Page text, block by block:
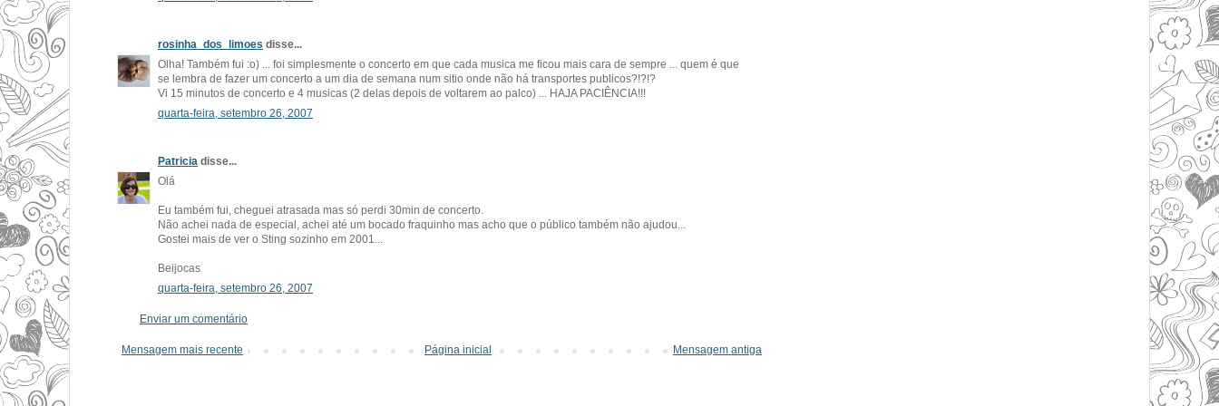
rosinha_dos_limoes disse...
Olha! Também fui :o) ... foi simplesmente o concerto em que cada musica me ficou mais cara de sempre ... quem é que
se lembra de fazer um concerto a um dia de semana num sitio onde não há transportes publicos?!?!?
Vi 15 minutos de concerto e 4 musicas (2 delas depois de voltarem ao palco) ... HAJA PACIÊNCIA!!!
quarta-feira, setembro 26, 2007
Patricia disse...
Olá
Eu também fui, cheguei atrasada mas só perdi 30min de concerto.
Não achei nada de especial, achei até um bocado fraquinho mas acho que o público também não ajudou...
Gostei mais de ver o Sting sozinho em 2001...
Beijocas
quarta-feira, setembro 26, 2007
Enviar um comentário
Mensagem mais recente Mensagem antiga
Página inicial